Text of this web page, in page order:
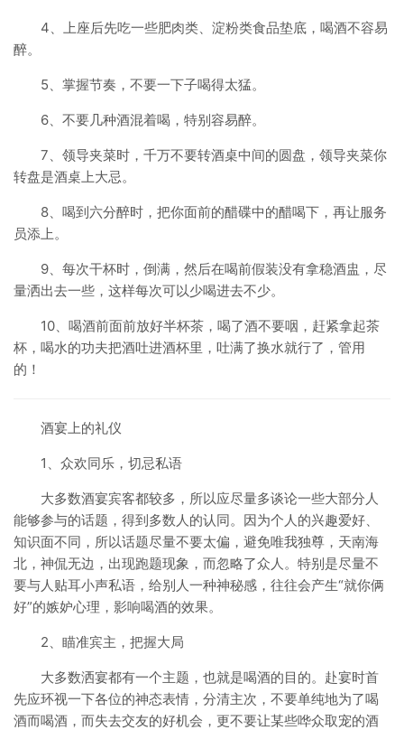
4、上座后先吃一些肥肉类、淀粉类食品垫底，喝酒不容易
醉。
5、掌握节奏，不要一下子喝得太猛。
6、不要几种酒混着喝，特别容易醉。
7、领导夹菜时，千万不要转酒桌中间的圆盘，领导夹菜你
转盘是酒桌上大忌。
8、喝到六分醉时，把你面前的醋碟中的醋喝下，再让服务
员添上。
9、每次干杯时，倒满，然后在喝前假装没有拿稳酒盅，尽
量洒出去一些，这样每次可以少喝进去不少。
10、喝酒前面前放好半杯茶，喝了酒不要咽，赶紧拿起茶
杯，喝水的功夫把酒吐进酒杯里，吐满了换水就行了，管用
的！
酒宴上的礼仪
1、众欢同乐，切忌私语
大多数酒宴宾客都较多，所以应尽量多谈论一些大部分人
能够参与的话题，得到多数人的认同。因为个人的兴趣爱好、
知识面不同，所以话题尽量不要太偏，避免唯我独尊，天南海
北，神侃无边，出现跑题现象，而忽略了众人。特别是尽量不
要与人贴耳小声私语，给别人一种神秘感，往往会产生“就你俩
好”的嫉妒心理，影响喝酒的效果。
2、瞄准宾主，把握大局
大多数洒宴都有一个主题，也就是喝酒的目的。赴宴时首
先应环视一下各位的神态表情，分清主次，不要单纯地为了喝
酒而喝酒，而失去交友的好机会，更不要让某些哗众取宠的酒